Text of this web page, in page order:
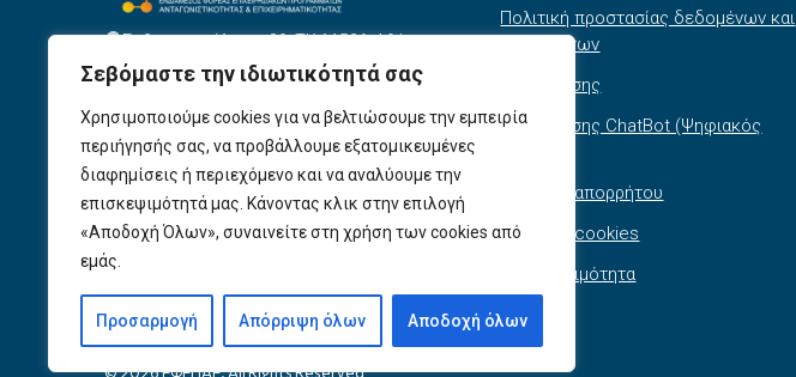
Σεβόμαστε την ιδιωτικότητά σας
Χρησιμοποιούμε cookies για να βελτιώσουμε την εμπειρία
περιήγησής σας, να προβάλλουμε εξατομικευμένες
διαφημίσεις ή περιεχόμενο και να αναλύουμε την
επισκεψιμότητά μας. Κάνοντας κλικ στην επιλογή
«Αποδοχή Όλων», συναινείτε στη χρήση των cookies από
εμάς.
Προσαρμογή Απόρριψη όλων Αποδοχή όλων
Σεβαστουπόλεως 80, ΤΚ 11526, Αθήνα
info@efepae.gr
anaptyxiakos@efepae.gr
210 6985210
Ωράριο Λειτουργίας:
Δευτέρα – Παρασκευή, 09:00 – 17:00
Αριθμός ΓΕΜΗ: 154190801000
Πολιτική προστασίας δεδομένων και
συστημάτων
Όροι χρήσης
Όροι χρήσης ChatBot (Ψηφιακός
Πολιτική απορρήτου
Πολιτική cookies
Προσβασιμότητα
© 2026 ΕΦΕΠΑΕ. All Rights Reserved